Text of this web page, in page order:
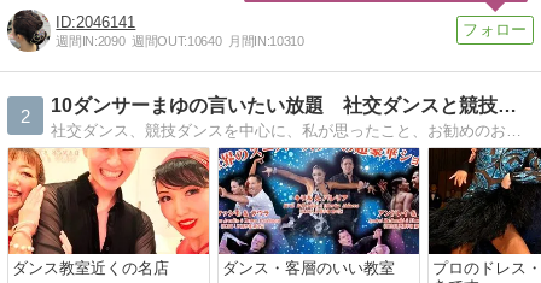
2046141
週間IN:2090 週間OUT:10640 月間IN:10310
2
10ダンサーまゆの言いたい放題 社交ダンスと競技ダンス
ダンス教室近くの名店 ダンス・客層のいい教室
プロのドレス